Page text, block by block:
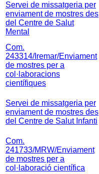
Servei de missatgeria per
enviament de mostres des
del Centre de Salut
Mental
Com.
243314/Iremar/Enviament
de mostres per a
col·laboracions
científiques
Servei de missatgeria per
enviament de mostres des
del Centre de Salut Infanti
Com.
241733/MRW/Enviament
de mostres per a
col·laboració científica